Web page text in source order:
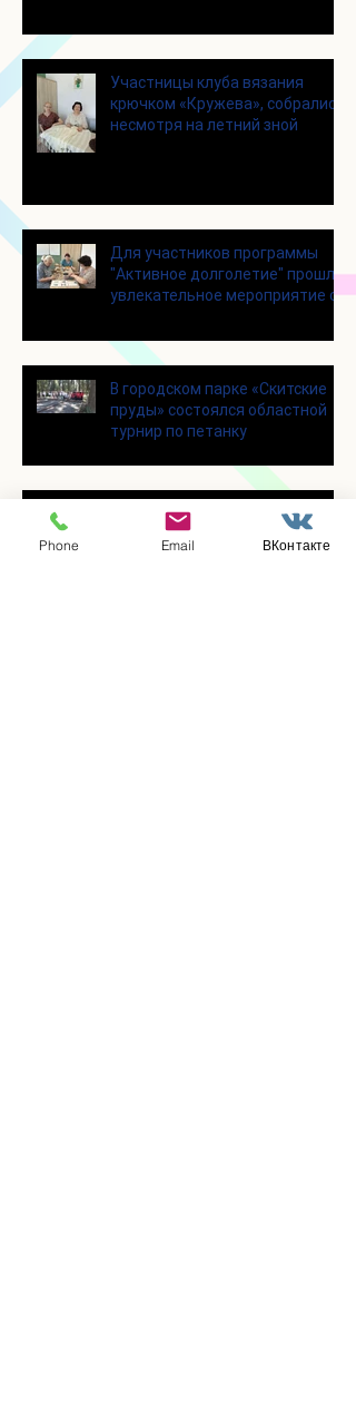
Участницы клуба вязания
крючком «Кружева», собрались
несмотря на летний зной
Для участников программы
"Активное долголетие" прошло
увлекательное мероприятие с
играми
В городском парке «Скитские
пруды» состоялся областной
турнир по петанку
В городском парке «Ёлочки»
прошло очередное занятие по
историко-бытовым бальным
Phone Email ВКонтакте